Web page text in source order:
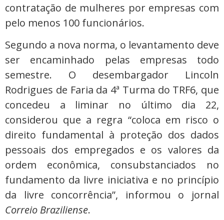
contratação de mulheres por empresas com
pelo menos 100 funcionários.
Segundo a nova norma, o levantamento deve
ser encaminhado pelas empresas todo
semestre. O desembargador Lincoln
Rodrigues de Faria da 4ª Turma do TRF6, que
concedeu a liminar no último dia 22,
considerou que a regra “coloca em risco o
direito fundamental à proteção dos dados
pessoais dos empregados e os valores da
ordem econômica, consubstanciados no
fundamento da livre iniciativa e no princípio
da livre concorrência”, informou o jornal
Correio Braziliense.